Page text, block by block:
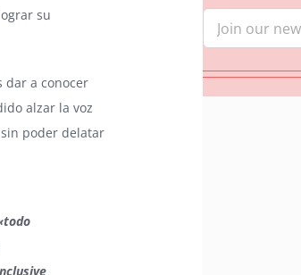
su
dar a conocer
alzar la voz
poder delatar